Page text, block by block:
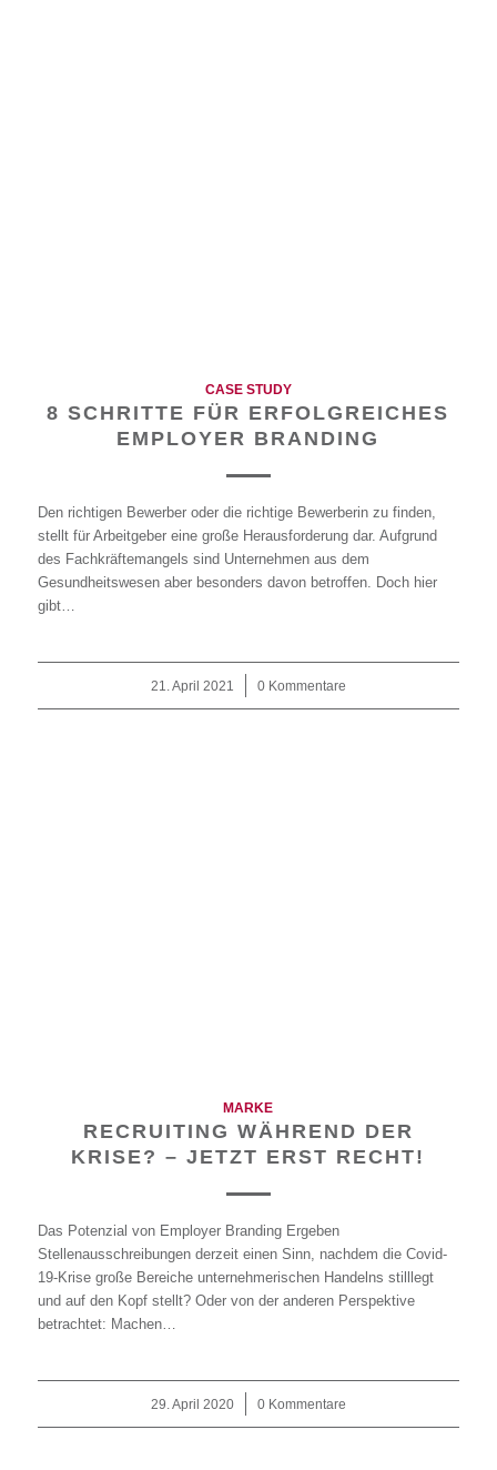
CASE STUDY
8 SCHRITTE FÜR ERFOLGREICHES
EMPLOYER BRANDING
Den richtigen Bewerber oder die richtige Bewerberin zu finden,
stellt für Arbeitgeber eine große Herausforderung dar. Aufgrund
des Fachkräftemangels sind Unternehmen aus dem
Gesundheitswesen aber besonders davon betroffen. Doch hier
gibt…
21. April 2021
/ 0 Kommentare
MARKE
RECRUITING WÄHREND DER
KRISE? – JETZT ERST RECHT!
Das Potenzial von Employer Branding Ergeben
Stellenausschreibungen derzeit einen Sinn, nachdem die Covid-
19-Krise große Bereiche unternehmerischen Handelns stilllegt
und auf den Kopf stellt? Oder von der anderen Perspektive
betrachtet: Machen…
29. April 2020
/ 0 Kommentare